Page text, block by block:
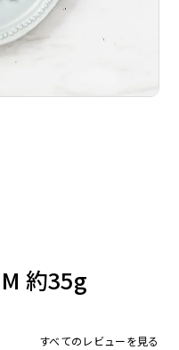
約35g
すべてのレビューを見る